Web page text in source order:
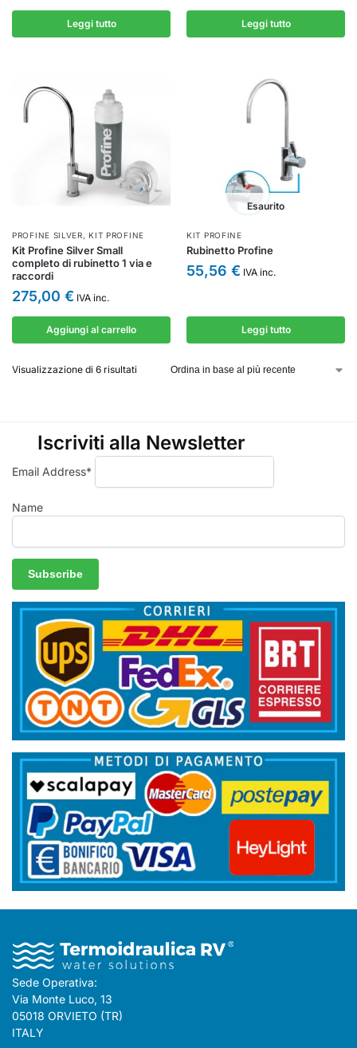
Leggi tutto Leggi tutto
PROFINE SILVER,KIT PROFINE
Kit Profine Silver Small
completo di rubinetto 1 via e
raccordi
275,00 € IVA inc.
Aggiungi al carrello
Esaurito
KIT PROFINE
Rubinetto Profine
55,56 € IVA inc.
Leggi tutto
Visualizzazione di 6 risultati
Iscriviti alla Newsletter
Email Address*
Name
Sede Operativa:
Via Monte Luco, 13
05018 ORVIETO (TR)
ITALY